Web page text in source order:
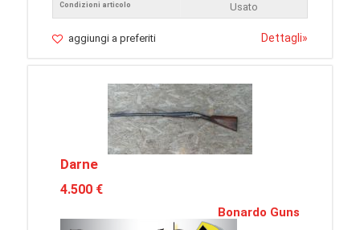
Condizioni articolo
Usato
aggiungi a preferiti Dettagli»
Darne
4.500 €
Bonardo Guns